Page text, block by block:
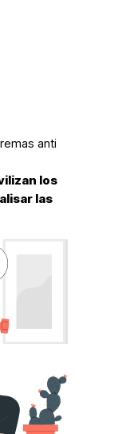
anti
los
las